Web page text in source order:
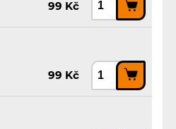
99 Kč
99 Kč